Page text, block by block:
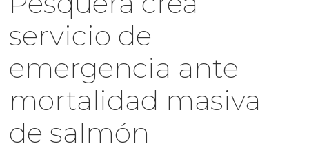
servicio de
emergencia ante
mortalidad masiva
de salmón